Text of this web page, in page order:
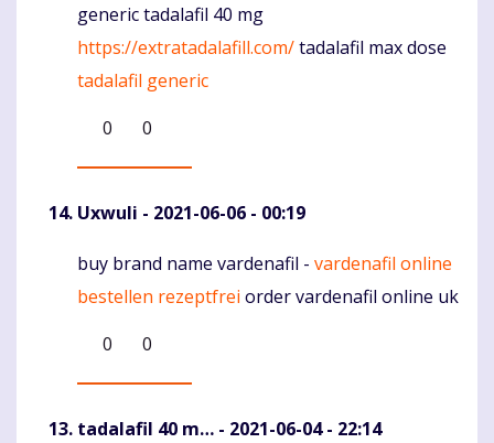
Komentaras
generic tadalafil 40 mg
https://extratadalafill.com/tadalafil max dose
tadalafil generic
0
0
Uxwuli - 2021-06-06 - 00:19
Komentaras
buy brand name vardenafil - vardenafil online
bestellen rezeptfrei order vardenafil online uk
0
0
tadalafil 40 m… - 2021-06-04 - 22:14